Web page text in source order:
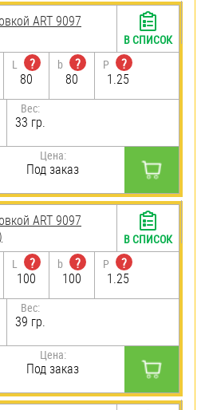
ART 9097
L
?
80
b
?
80
P
?
1.25
Вес:
33 гр.
Цена:
Под заказ
В СПИСОК
ART 9097
L
?
100
b
?
100
P
?
1.25
Вес:
39 гр.
Цена:
Под заказ
В СПИСОК